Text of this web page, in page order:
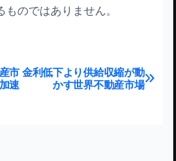
のではありません。
ション
金利低下より供給収縮が動
かす世界不動産市場
市
速